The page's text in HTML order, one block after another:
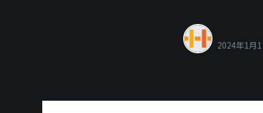
2024年1月1